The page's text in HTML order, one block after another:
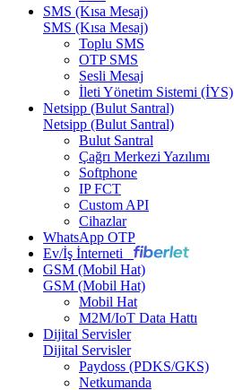
SMS (Kısa Mesaj)
SMS (Kısa Mesaj)
Toplu SMS
OTP SMS
Sesli Mesaj
İleti Yönetim Sistemi (İYS)
Netsipp (Bulut Santral)
Netsipp (Bulut Santral)
Bulut Santral
Çağrı Merkezi Yazılımı
Softphone
IP FCT
Custom API
Cihazlar
WhatsApp OTP
Ev/İş İnterneti
GSM (Mobil Hat)
GSM (Mobil Hat)
Mobil Hat
M2M/IoT Data Hattı
Dijital Servisler
Dijital Servisler
Paydoss (PDKS/GKS)
Netkumanda